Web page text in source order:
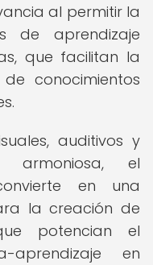
al permitir la
de aprendizaje
que facilitan la
conocimientos
auditivos y
armoniosa, el
en una
la creación de
potencian el
aprendizaje en